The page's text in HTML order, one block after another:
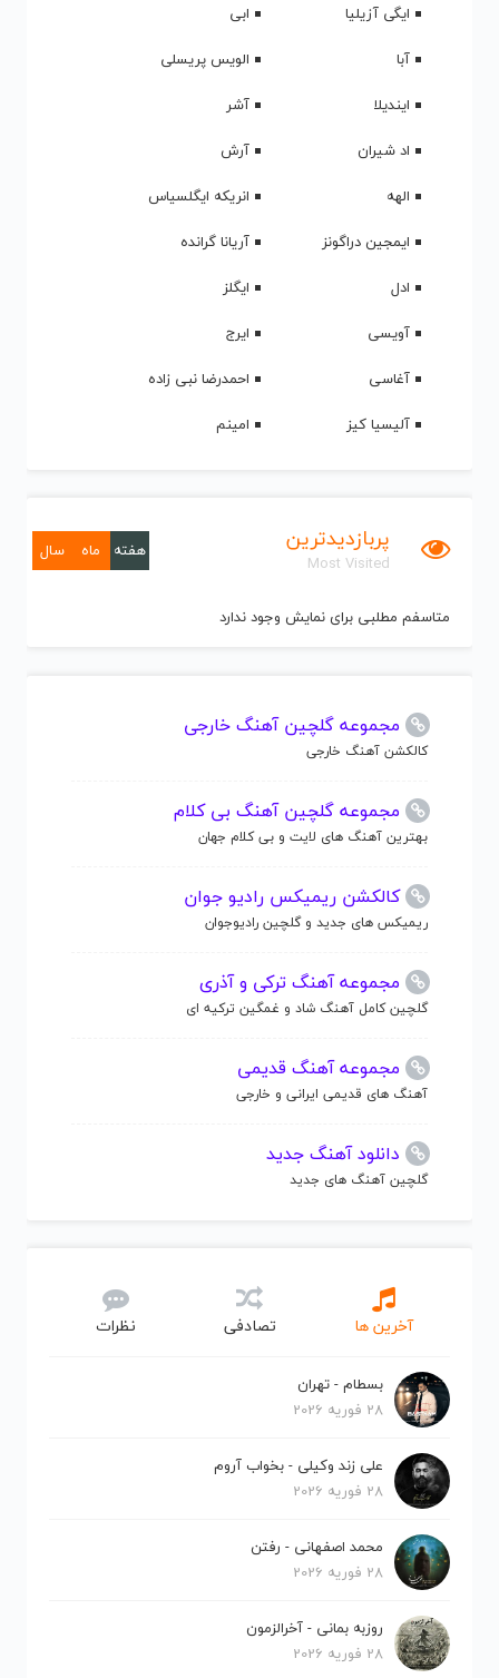
ایگی آزیلیا
ابی
آبا
الویس پریسلی
ایندیلا
آشر
اد شیران
آرش
الهه
انریکه ایگلسیاس
ایمجین دراگونز
آریانا گرانده
ادل
ایگلز
آویسی
ایرج
آغاسی
احمدرضا نبی زاده
آلیسیا کیز
امینم
پربازدیدترین
Most Visited
هفته ماه سال
متاسفم مطلبی برای نمایش وجود ندارد
مجموعه گلچین آهنگ خارجی
کالکشن آهنگ خارجی
مجموعه گلچین آهنگ بی کلام
بهترین آهنگ های لایت و بی کلام جهان
کالکشن ریمیکس رادیو جوان
ریمیکس های جدید و گلچین رادیوجوان
مجموعه آهنگ ترکی و آذری
گلچین کامل آهنگ شاد و غمگین ترکیه ای
مجموعه آهنگ قدیمی
آهنگ های قدیمی ایرانی و خارجی
دانلود آهنگ جدید
گلچین آهنگ های جدید
آخرین ها تصادفی نظرات
بسطام - تهران
28 فوریه 2026
علی زند وکیلی - بخواب آروم
28 فوریه 2026
محمد اصفهانی - رفتن
28 فوریه 2026
روزبه بمانی - آخرالزمون
28 فوریه 2026